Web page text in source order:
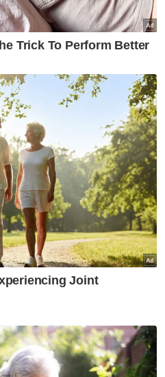
berkhidmat sebagai
Institusi
ahli aktif Majlis
E-Mel setiap
Harian.